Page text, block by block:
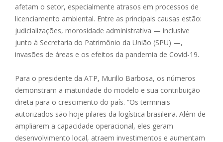
afetam o setor, especialmente atrasos em processos de
licenciamento ambiental. Entre as principais causas estão:
judicializações, morosidade administrativa — inclusive
junto à Secretaria do Patrimônio da União (SPU) —,
invasões de áreas e os efeitos da pandemia de Covid-19.
Para o presidente da ATP, Murillo Barbosa, os números
demonstram a maturidade do modelo e sua contribuição
direta para o crescimento do país. “Os terminais
autorizados são hoje pilares da logística brasileira. Além de
ampliarem a capacidade operacional, eles geram
desenvolvimento local, atraem investimentos e aumentam